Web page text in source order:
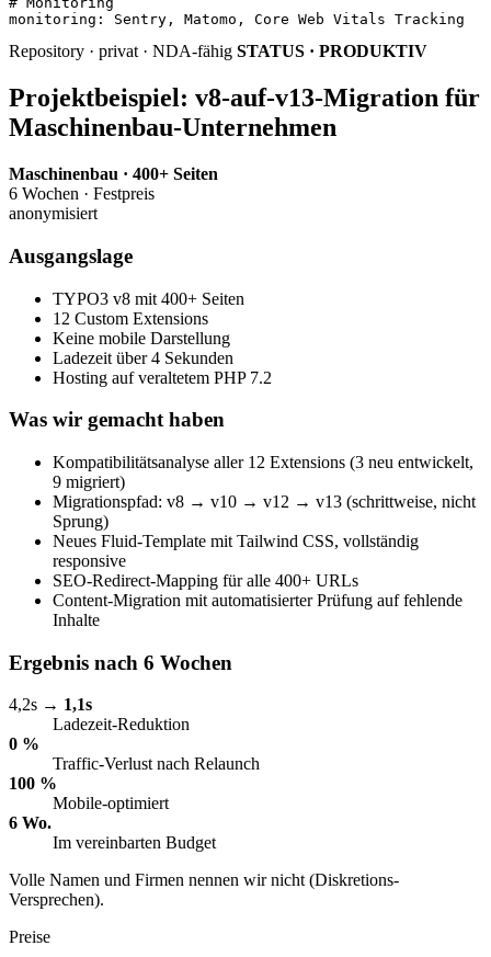
monitoring : Sentry, Matomo, Core Web Vitals Tracking
Repository · privat · NDA-fähig STATUS · PRODUKTIV
Projektbeispiel: v8-auf-v13-Migration für
Maschinenbau-Unternehmen
Maschinenbau · 400+ Seiten
6 Wochen · Festpreis
anonymisiert
Ausgangslage
TYPO3 v8 mit 400+ Seiten
12 Custom Extensions
Keine mobile Darstellung
Ladezeit über 4 Sekunden
Hosting auf veraltetem PHP 7.2
Was wir gemacht haben
Kompatibilitätsanalyse aller 12 Extensions (3 neu entwickelt,
9 migriert)
Migrationspfad: v8 → v10 → v12 → v13 (schrittweise, nicht
Sprung)
Neues Fluid-Template mit Tailwind CSS, vollständig
responsive
SEO-Redirect-Mapping für alle 400+ URLs
Content-Migration mit automatisierter Prüfung auf fehlende
Inhalte
Ergebnis nach 6 Wochen
4,2s → 1,1s
Ladezeit-Reduktion
0 %
Traffic-Verlust nach Relaunch
100 %
Mobile-optimiert
6 Wo.
Im vereinbarten Budget
Volle Namen und Firmen nennen wir nicht (Diskretions-
Versprechen).
Preise